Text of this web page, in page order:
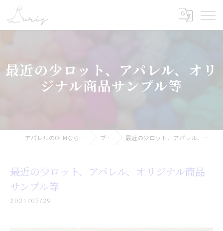
最近の少ロット、アパレル、オリ
ジナル商品サンプル等
アパレルのOEMなら合同会社オーリス ブログ 最近の少ロット、アパレル、オリジナル商品サンプル等
最近の少ロット、アパレル、オリジナル商品
サンプル等
2021/07/29